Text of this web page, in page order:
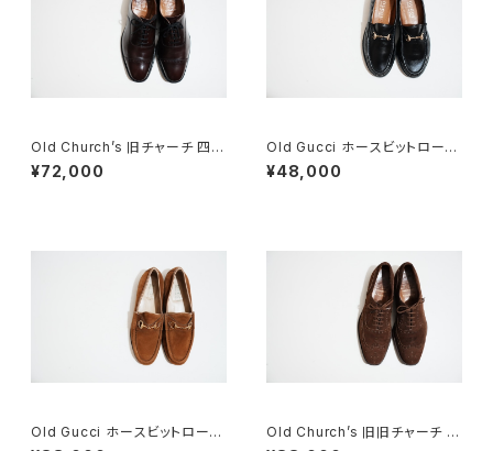
Old Church’s 旧チャーチ 四都
市 BELMONTパンチドキャップ
トウ 85G
¥72,000
Old Gucci ホースビットローフ
ァー 34.5C ラバー BK
¥48,000
Old Gucci ホースビットローフ
Old Church’s 旧旧チャーチ 二